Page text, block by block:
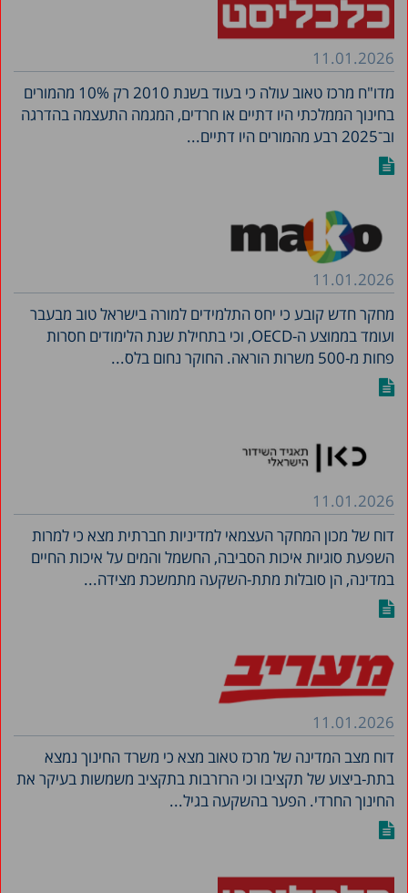
11.01.2026
מדו"ח מרכז טאוב עולה כי בעוד בשנת 2010 רק 10% מהמורים
בחינוך הממלכתי היו דתיים או חרדים, המגמה התעצמה בהדרגה
וב־2025 רבע מהמורים היו דתיים...
11.01.2026
מחקר חדש קובע כי יחס התלמידים למורה בישראל טוב מבעבר
ועומד בממוצע ה-OECD, וכי בתחילת שנת הלימודים חסרות
פחות מ-500 משרות הוראה. החוקר נחום בלס...
11.01.2026
דוח של מכון המחקר העצמאי למדיניות חברתית מצא כי למרות
השפעת סוגיות איכות הסביבה, החשמל והמים על איכות החיים
במדינה, הן סובלות מתת-השקעה מתמשכת מצידה...
11.01.2026
דוח מצב המדינה של מרכז טאוב מצא כי משרד החינוך נמצא
בתת-ביצוע של תקציבו וכי הרזרבות בתקציב משמשות בעיקר את
החינוך החרדי. הפער בהשקעה בגיל...